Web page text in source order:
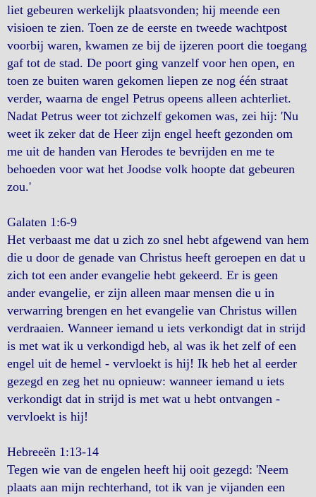
liet gebeuren werkelijk plaatsvonden; hij meende een
visioen te zien. Toen ze de eerste en tweede wachtpost
voorbij waren, kwamen ze bij de ijzeren poort die toegang
gaf tot de stad. De poort ging vanzelf voor hen open, en
toen ze buiten waren gekomen liepen ze nog één straat
verder, waarna de engel Petrus opeens alleen achterliet.
Nadat Petrus weer tot zichzelf gekomen was, zei hij: 'Nu
weet ik zeker dat de Heer zijn engel heeft gezonden om
me uit de handen van Herodes te bevrijden en me te
behoeden voor wat het Joodse volk hoopte dat gebeuren
zou.'
Galaten 1:6-9
Het verbaast me dat u zich zo snel hebt afgewend van hem
die u door de genade van Christus heeft geroepen en dat u
zich tot een ander evangelie hebt gekeerd. Er is geen
ander evangelie, er zijn alleen maar mensen die u in
verwarring brengen en het evangelie van Christus willen
verdraaien. Wanneer iemand u iets verkondigt dat in strijd
is met wat ik u verkondigd heb, al was ik het zelf of een
engel uit de hemel - vervloekt is hij! Ik heb het al eerder
gezegd en zeg het nu opnieuw: wanneer iemand u iets
verkondigt dat in strijd is met wat u hebt ontvangen -
vervloekt is hij!
Hebreeën 1:13-14
Tegen wie van de engelen heeft hij ooit gezegd: 'Neem
plaats aan mijn rechterhand, tot ik van je vijanden een